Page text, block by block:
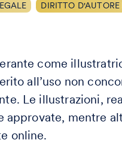
DIRITTO D'AUTORE
come
all’uso non
Le illustrazioni,
approvate, mentre
online.